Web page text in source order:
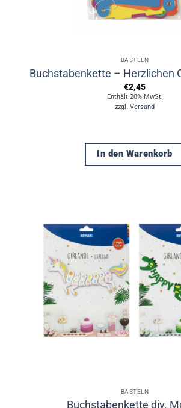
BASTELN
Buchstabenkette – Herzlichen
€2,45
Enthält 20% MwSt.
zzgl. Versand
In den Warenkorb
BASTELN
Buchstabenkette div.